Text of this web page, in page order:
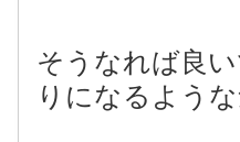
そうなれば良
りになるよう